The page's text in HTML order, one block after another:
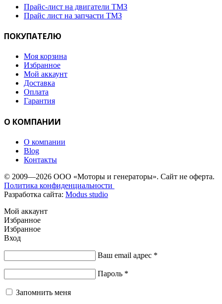
Прайс-лист на двигатели ТМЗ
Прайс лист на запчасти ТМЗ
ПОКУПАТЕЛЮ
Моя корзина
Избранное
Мой аккаунт
Доставка
Оплата
Гарантия
О КОМПАНИИ
О компании
Blog
Контакты
© 2009—2026 ООО «Моторы и генераторы». Сайт не оферта.
Политика конфиденциальности
Разработка сайта: Modus studio
Мой аккаунт
Избранное
Избранное
Вход
Ваш email адрес *
Пароль *
Запомнить меня